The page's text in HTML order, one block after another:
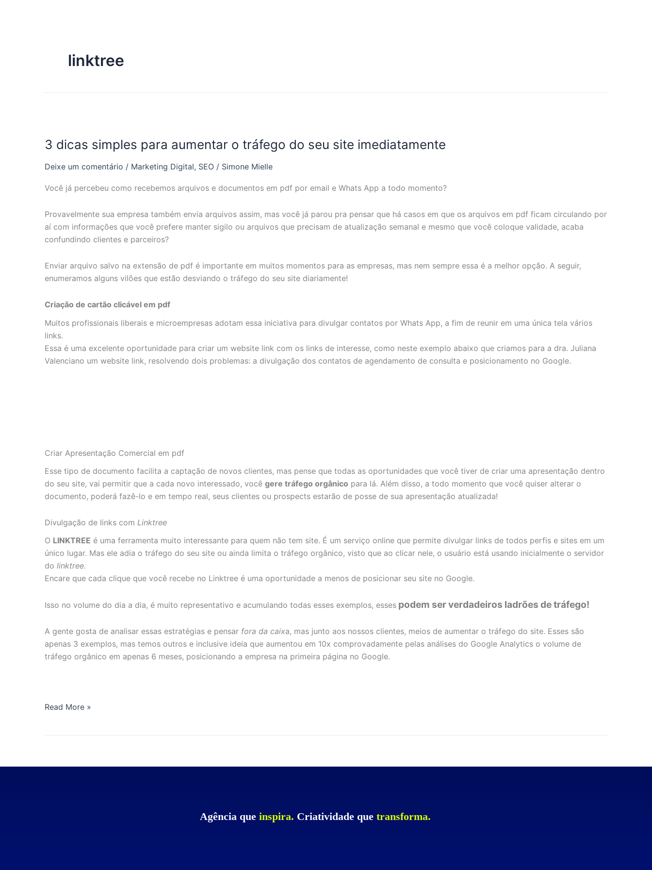
linktree
3 dicas simples para aumentar o tráfego do seu site imediatamente
Deixe um comentário / Marketing Digital, SEO / Simone Mielle
Você já percebeu como recebemos arquivos e documentos em pdf por email e Whats App a todo momento?
Provavelmente sua empresa também envia arquivos assim, mas você já parou pra pensar que há casos em que os arquivos em pdf ficam circulando por
aí com informações que você prefere manter sigilo ou arquivos que precisam de atualização semanal e mesmo que você coloque validade, acaba
confundindo clientes e parceiros?
Enviar arquivo salvo na extensão de pdf é importante em muitos momentos para as empresas, mas nem sempre essa é a melhor opção. A seguir,
enumeramos alguns vilões que estão desviando o tráfego do seu site diariamente!
Criação de cartão clicável em pdf
Muitos profissionais liberais e microempresas adotam essa iniciativa para divulgar contatos por Whats App, a fim de reunir em uma única tela vários
links.
Essa é uma excelente oportunidade para criar um website link com os links de interesse, como neste exemplo abaixo que criamos para a dra. Juliana
Valenciano um website link, resolvendo dois problemas: a divulgação dos contatos de agendamento de consulta e posicionamento no Google.
Criar Apresentação Comercial em pdf
Esse tipo de documento facilita a captação de novos clientes, mas pense que todas as oportunidades que você tiver de criar uma apresentação dentro
do seu site, vai permitir que a cada novo interessado, você gere tráfego orgânico para lá. Além disso, a todo momento que você quiser alterar o
documento, poderá fazê-lo e em tempo real, seus clientes ou prospects estarão de posse de sua apresentação atualizada!
Divulgação de links com Linktree
O LINKTREE é uma ferramenta muito interessante para quem não tem site. É um serviço online que permite divulgar links de todos perfis e sites em um
único lugar. Mas ele adia o tráfego do seu site ou ainda limita o tráfego orgânico, visto que ao clicar nele, o usuário está usando inicialmente o servidor
do linktree.
Encare que cada clique que você recebe no Linktree é uma oportunidade a menos de posicionar seu site no Google.
Isso no volume do dia a dia, é muito representativo e acumulando todas esses exemplos, esses podem ser verdadeiros ladrões de tráfego!
A gente gosta de analisar essas estratégias e pensar fora da caixa, mas junto aos nossos clientes, meios de aumentar o tráfego do site. Esses são
apenas 3 exemplos, mas temos outros e inclusive ideia que aumentou em 10x comprovadamente pelas análises do Google Analytics o volume de
tráfego orgânico em apenas 6 meses, posicionando a empresa na primeira página no Google.
simples
aumentar
tráfego
seu
site
imediatamente
Read More »
Agência que inspira. Criatividade que transforma.